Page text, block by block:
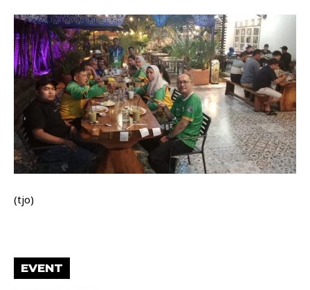
(tjo)
EVENT